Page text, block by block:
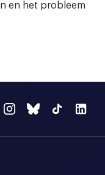
en het probleem